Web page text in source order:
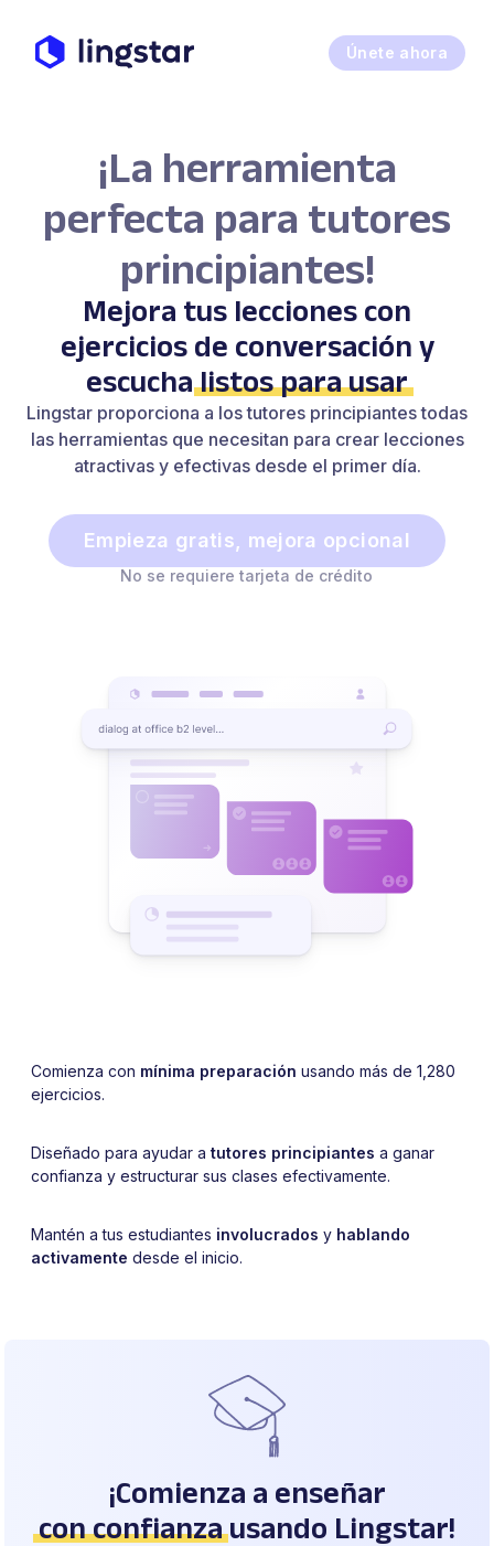
Únete ahora
¡La herramienta
perfecta para tutores
principiantes!
Mejora tus lecciones con
ejercicios de conversación y
escuchalistos para usar
Lingstar proporciona a los tutores principiantes todas
las herramientas que necesitan para crear lecciones
atractivas y efectivas desde el primer día.
Empieza gratis, mejora opcional
No se requiere tarjeta de crédito
Comienza con mínima preparación usando más de 1,280
ejercicios.
Diseñado para ayudar a tutores principiantes a ganar
confianza y estructurar sus clases efectivamente.
Mantén a tus estudiantes involucrados y hablando
activamente desde el inicio.
¡Comienza a enseñar
con confianzausando Lingstar!